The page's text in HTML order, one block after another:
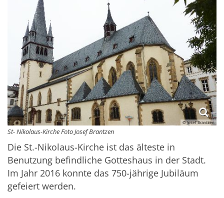
© Josef Brantzen
St- Nikolaus-Kirche Foto Josef Brantzen
Die St.-Nikolaus-Kirche ist das älteste in
Benutzung befindliche Gotteshaus in der Stadt.
Im Jahr 2016 konnte das 750-jährige Jubiläum
gefeiert werden.